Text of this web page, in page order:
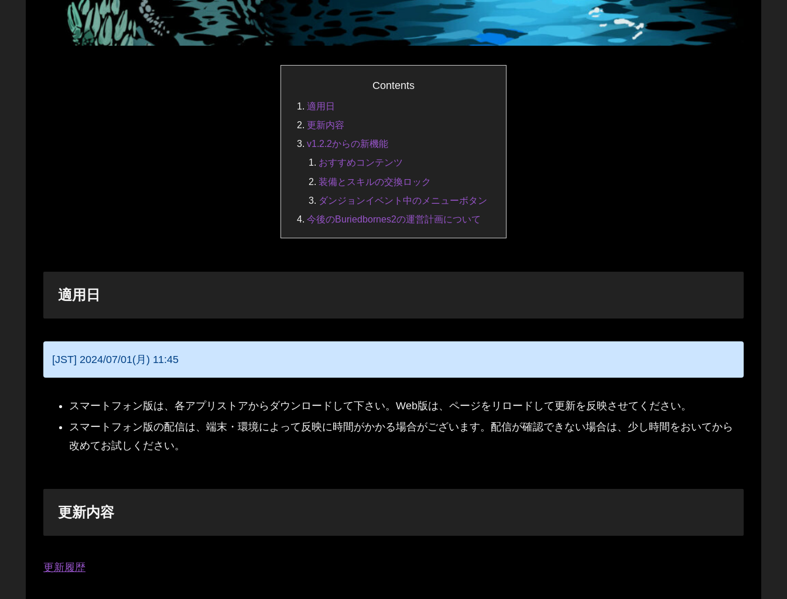
Contents
適用日
更新内容
v1.2.2からの新機能
おすすめコンテンツ
装備とスキルの交換ロック
ダンジョンイベント中のメニューボタン
今後のBuriedbornes2の運営計画について
適用日
[JST] 2024/07/01(月) 11:45
スマートフォン版は、各アプリストアからダウンロードして下さい。Web版は、ページをリロードして更新を反映させてください。
スマートフォン版の配信は、端末・環境によって反映に時間がかかる場合がございます。配信が確認できない場合は、少し時間をおいてから
改めてお試しください。
更新内容
更新履歴